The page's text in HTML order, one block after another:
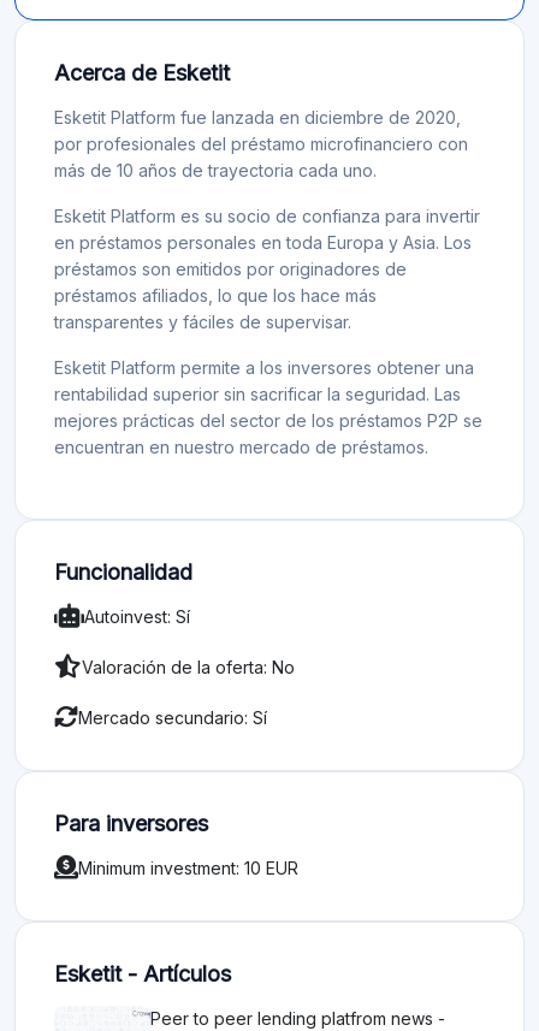
Acerca de Esketit
Esketit Platform fue lanzada en diciembre de 2020,
por profesionales del préstamo microfinanciero con
más de 10 años de trayectoria cada uno.
Esketit Platform es su socio de confianza para invertir
en préstamos personales en toda Europa y Asia. Los
préstamos son emitidos por originadores de
préstamos afiliados, lo que los hace más
transparentes y fáciles de supervisar.
Esketit Platform permite a los inversores obtener una
rentabilidad superior sin sacrificar la seguridad. Las
mejores prácticas del sector de los préstamos P2P se
encuentran en nuestro mercado de préstamos.
Funcionalidad
Autoinvest: Sí
Valoración de la oferta: No
Mercado secundario: Sí
Para inversores
Minimum investment: 10 EUR
Esketit - Artículos
Peer to peer lending platfrom news -